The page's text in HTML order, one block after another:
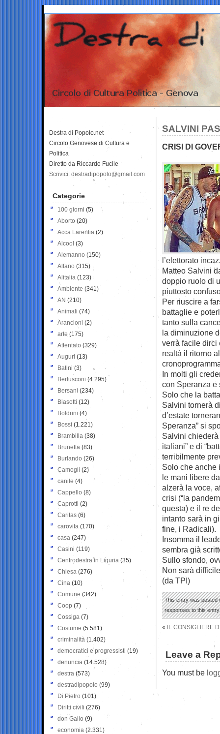
SALVINI
CRISI DI
l’elettorato
Matteo Salvini
doppio ruolo di
piuttosto
Per riuscire a
battaglie e
tanto sulla
la diminuzione
verrà facile dirci
realtà il ritorno
In molti gli
con Speranza e
Solo che la
Salvini tornerà
d’estate
Speranza” si
Salvini chiederà
italiani” e di
terribilmente
Solo che anche
le mani libere
alzerà la voce,
crisi (“la
questa) e il re
intanto sarà in
fine, i Radicali).
Insomma il
sembra già
Sullo sfondo,
Non sarà
(da TPI)
This entry was posted
responses to this
« IL CONSIGLIERE
Leave a
You must be
Destra di Popolo.net
Circolo Genovese di Cultura e
Politica
Diretto da Riccardo Fucile
Scrivici: destradipopolo@gmail.com
Categorie
100 giorni (5)
Aborto (20)
Acca Larentia (2)
Alcool (3)
Alemanno (150)
Alfano (315)
Alitalia (123)
Ambiente (341)
AN (210)
Animali (74)
Arancioni (2)
arte (175)
Attentato (329)
Auguri (13)
Batini (3)
Berlusconi (4.295)
Bersani (234)
Biasotti (12)
Boldrini (4)
Bossi (1.221)
Brambilla (38)
Brunetta (83)
Burlando (26)
Camogli (2)
canile (4)
Cappello (8)
Caprotti (2)
Caritas (6)
carovita (170)
casa (247)
Casini (119)
Centrodestra in Liguria (35)
Chiesa (276)
Cina (10)
Comune (342)
Coop (7)
Cossiga (7)
Costume (5.581)
criminalità (1.402)
democratici e progressisti (19)
denuncia (14.528)
destra (573)
destradipopolo (99)
Di Pietro (101)
Diritti civili (276)
don Gallo (9)
economia (2.331)